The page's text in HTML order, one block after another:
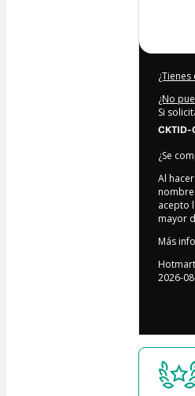
¿No
Si
CKTID-
¿Se
Al
acepto
mayor
Más
2026-